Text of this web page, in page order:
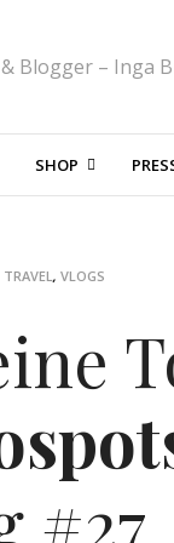
SHOP
TRAVEL, VLOGS
#27